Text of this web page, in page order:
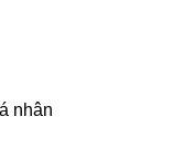
nhân